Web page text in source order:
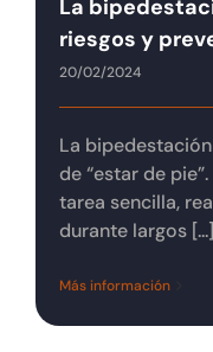
Tienda online
La
riesgos y
20/02/2024
La
de “estar de
tarea sencilla,
durante largos [...]
Más información